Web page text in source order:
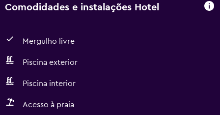
Comodidades e instalações Hotel
Mergulho livre
Piscina exterior
Piscina interior
Acesso à praia